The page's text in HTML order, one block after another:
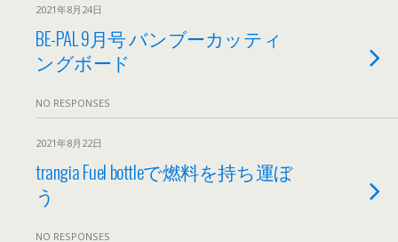
2021年8月24日
BE-PAL 9月号 バンブーカッティ
ングボード
NO RESPONSES
2021年8月22日
trangia Fuel bottleで燃料を持ち運ぼ
う
NO RESPONSES